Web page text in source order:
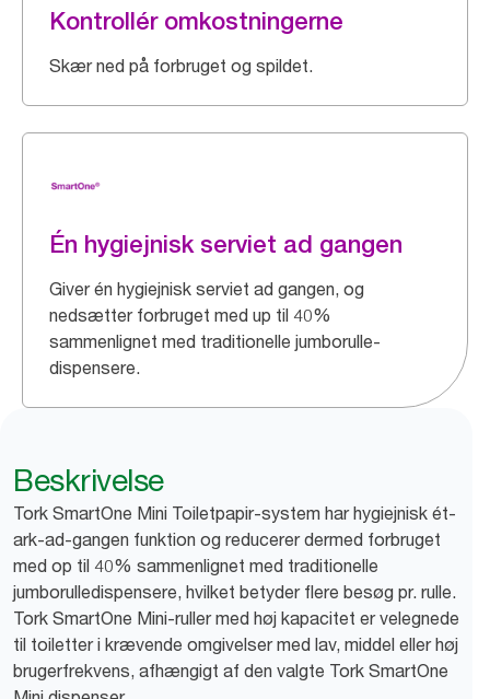
Kontrollér omkostningerne
Skær ned på forbruget og spildet.
Én hygiejnisk serviet ad gangen
Giver én hygiejnisk serviet ad gangen, og
nedsætter forbruget med up til 40%
sammenlignet med traditionelle jumborulle-
dispensere.
Beskrivelse
Tork SmartOne Mini Toiletpapir-system har hygiejnisk ét-
ark-ad-gangen funktion og reducerer dermed forbruget
med op til 40% sammenlignet med traditionelle
jumborulledispensere, hvilket betyder flere besøg pr. rulle.
Tork SmartOne Mini-ruller med høj kapacitet er velegnede
til toiletter i krævende omgivelser med lav, middel eller høj
brugerfrekvens, afhængigt af den valgte Tork SmartOne